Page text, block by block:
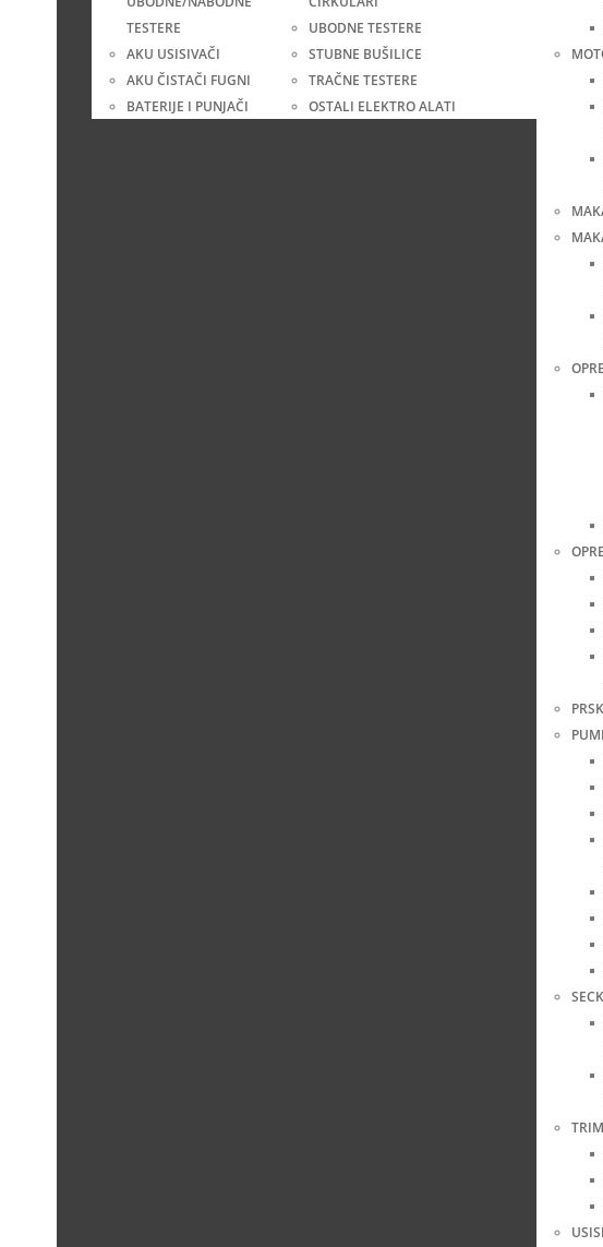
TESTERE
AKU USISIVAČI
AKU ČISTAČI FUGNI
BATERIJE I PUNJAČI
UBODNE TESTERE
STUBNE BUŠILICE
TRAČNE TESTERE
OSTALI ELEKTRO ALATI